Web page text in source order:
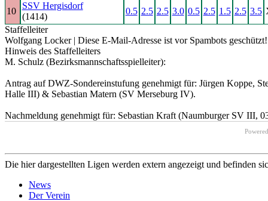
10
SSV Hergisdorf
(1414)
0.5 2.5 2.5 3.0 0.5 2.5 1.5 2.5 3.5
Staffelleiter
Wolfgang Locker | Diese E-Mail-Adresse ist vor Spambots
Hinweis des Staffelleiters
M. Schulz (Bezirksmannschaftsspielleiter):
Antrag auf DWZ-Sondereinstufung genehmigt für: Jürgen Koppe,
Halle III) & Sebastian Matern (SV Merseburg IV).
Nachmeldung genehmigt für: Sebastian Kraft (Naumburger SV III,
Die hier dargestellten Ligen werden extern angezeigt und befinden
News
Der Verein